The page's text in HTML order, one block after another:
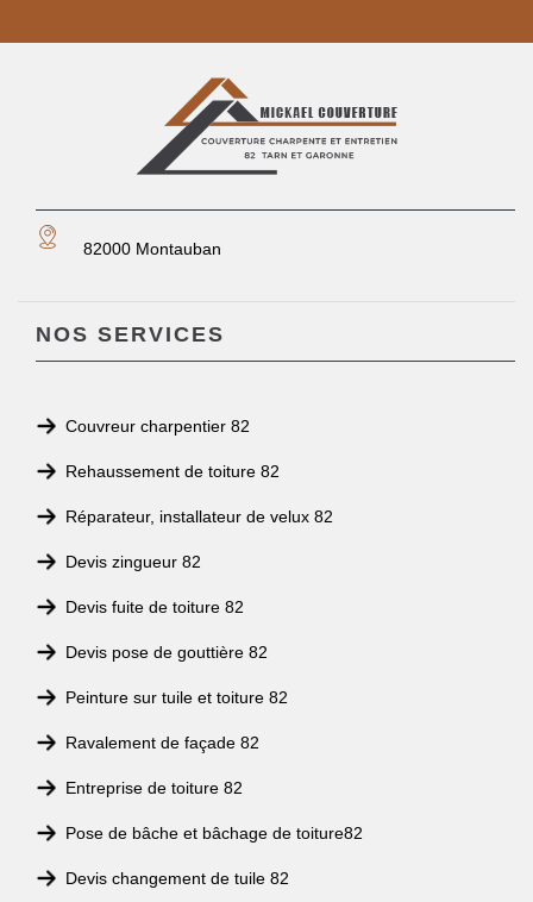
82000 Montauban
NOS SERVICES
Couvreur charpentier 82
Rehaussement de toiture 82
Réparateur, installateur de velux 82
Devis zingueur 82
Devis fuite de toiture 82
Devis pose de gouttière 82
Peinture sur tuile et toiture 82
Ravalement de façade 82
Entreprise de toiture 82
Pose de bâche et bâchage de toiture82
Devis changement de tuile 82